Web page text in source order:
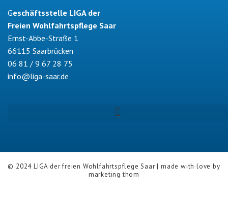
Geschäftsstelle LIGA der
Freien Wohlfahrtspflege Saar
Ernst-Abbe-Straße 1
66115 Saarbrücken
06 81 / 9 67 28 75
info@liga-saar.de
© 2024 LIGA der freien Wohlfahrtspflege Saar | made with love by
marketing thom